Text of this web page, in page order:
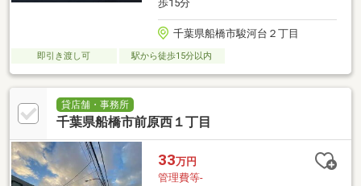
歩15分
千葉県船橋市駿河台２丁目
即引き渡し可 駅から徒歩15分以内
貸店舗・事務所
千葉県船橋市前原西１丁目
33万円
管理費等-